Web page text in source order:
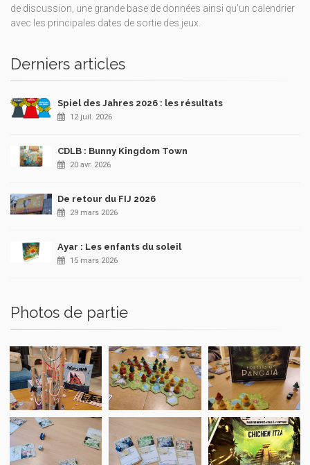
de discussion, une grande base de données ainsi qu’un calendrier
avec les principales dates de sortie des jeux.
Derniers articles
Spiel des Jahres 2026 : les résultats
12 juil. 2026
CDLB : Bunny Kingdom Town
20 avr. 2026
De retour du FIJ 2026
29 mars 2026
Ayar : Les enfants du soleil
15 mars 2026
Photos de partie